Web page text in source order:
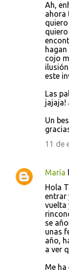
Ah,
ahora
quiero
cojo
este
Las
jajaja!
Un
11 de
María
Hola
entrar
vuelta
se
unas
año,
a ver
Me